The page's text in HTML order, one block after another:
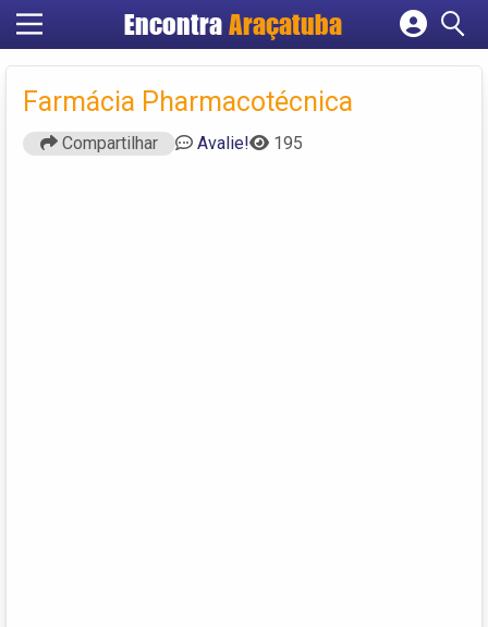
Encontra Araçatuba
Cadastrar empresa
Criar conta
Farmácia Pharmacotécnica
Compartilhar Avalie! 195